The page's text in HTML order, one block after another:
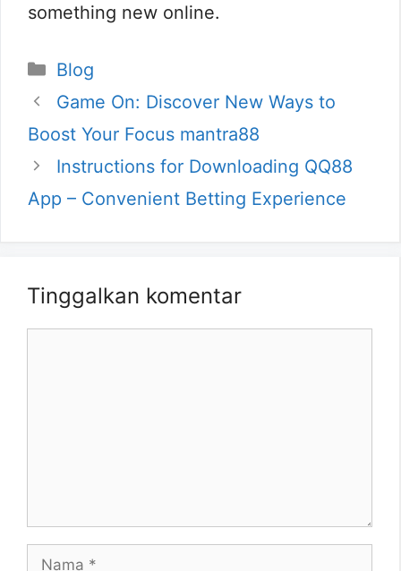
something new online.
Kategori
Blog
Game On: Discover New Ways to
Boost Your Focus mantra88
Instructions for Downloading QQ88
App – Convenient Betting Experience
Tinggalkan komentar
Nama